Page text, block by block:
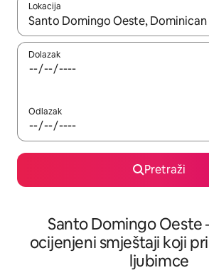
Lokacija
Kada budu dostupni rezultati, moći
Dolazak
Odlazak
Pretraži
Santo Domingo Oeste
ocijenjeni smještaji koji
ljubimce